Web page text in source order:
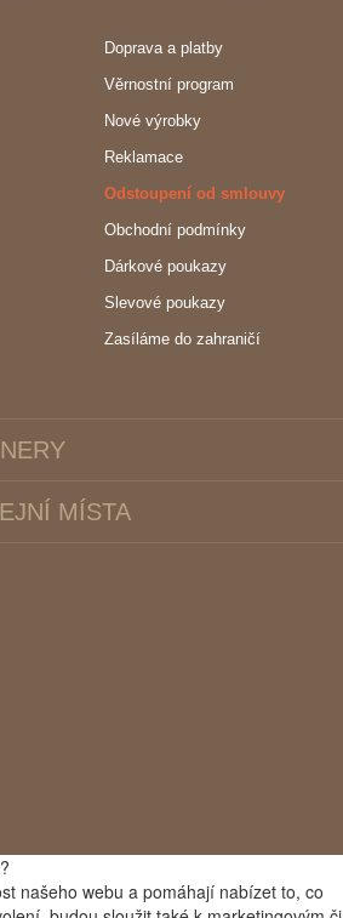
Doprava a platby
Věrnostní program
Nové výrobky
Reklamace
Odstoupení od smlouvy
Obchodní podmínky
Dárkové poukazy
Slevové poukazy
Zasíláme do zahraničí
MÍSTA
našeho webu a pomáhají nabízet to, co